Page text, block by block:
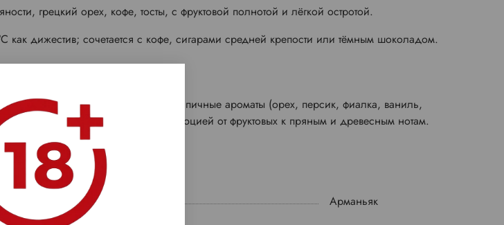
грецкий орех, кофе, тосты, с фруктовой полнотой и лёгкой остротой.
дижестив; сочетается с кофе, сигарами средней крепости или тёмным шоколадом.
аутентичность Ба-Арманьяка и типичные ароматы (орех, персик, фиалка, ваниль,
в подарочной упаковке, с эволюцией от фруктовых к пряным и древесным нотам.
Регион Арманьяк